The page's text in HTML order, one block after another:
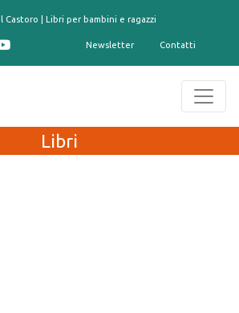
Castoro | Libri per bambini e ragazzi
Newsletter Contatti
Libri